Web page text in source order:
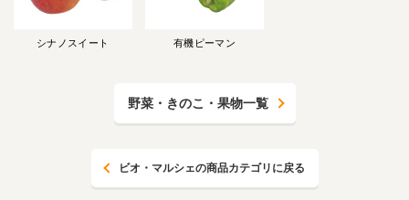
シナノスイート 有機ピーマン
野菜・きのこ・果物一覧
ビオ・マルシェの商品カテゴリに戻る